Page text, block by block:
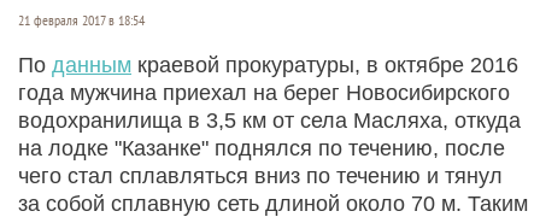
21 февраля 2017 в 18:54
По данным краевой прокуратуры, в октябре 2016
года мужчина приехал на берег Новосибирского
водохранилища в 3,5 км от села Масляха, откуда
на лодке "Казанке" поднялся по течению, после
чего стал сплавляться вниз по течению и тянул
за собой сплавную сеть длиной около 70 м. Таким